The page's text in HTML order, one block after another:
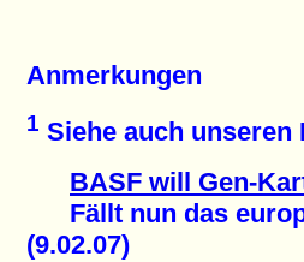
Anmerkungen
1 Siehe auch unseren
BASF will Gen-
Fällt nun das
(9.02.07)